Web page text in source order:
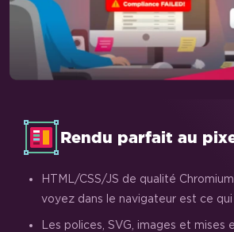
Rendu parfait au
HTML/CSS/JS de qualité
voyez dans le navigateur est ce qui
Les polices, SVG, images et mises